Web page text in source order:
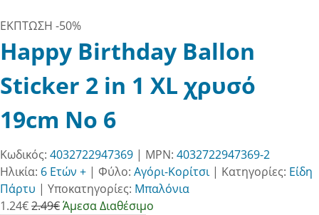
ΕΚΠΤΩΣΗ -50%
Happy Birthday Ballon
Sticker 2 in 1 XL χρυσό
19cm No 6
Κωδικός: 4032722947369 | MPN: 4032722947369-2
Ηλικία: 6 Ετών + | Φύλο: Αγόρι-Κορίτσι| Κατηγορίες: Είδη
Πάρτυ | Υποκατηγορίες: Μπαλόνια
1.24€2.49€Άμεσα Διαθέσιμο